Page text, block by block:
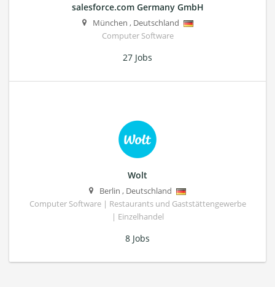
salesforce.com Germany GmbH
München , Deutschland
Computer Software
27 Jobs
Wolt
Berlin , Deutschland
Computer Software | Restaurants und Gaststättengewerbe
| Einzelhandel
8 Jobs